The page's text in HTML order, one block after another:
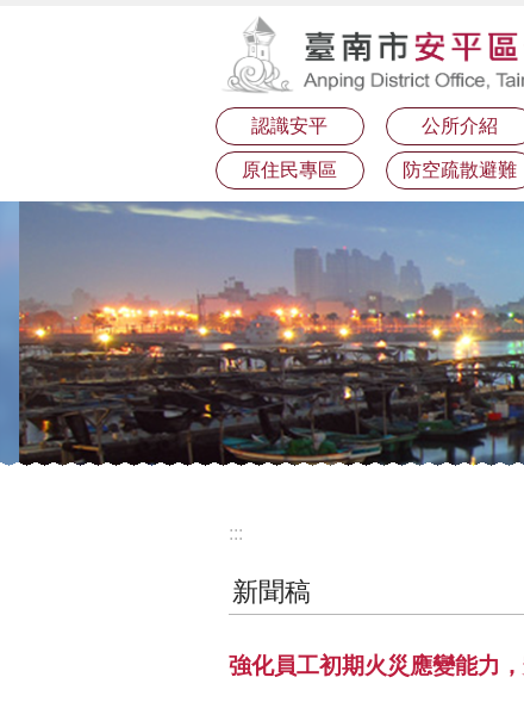
認識安平 公所介紹
原住民專區 防空疏散避難
:::
新聞稿
強化員工初期火災應變能力